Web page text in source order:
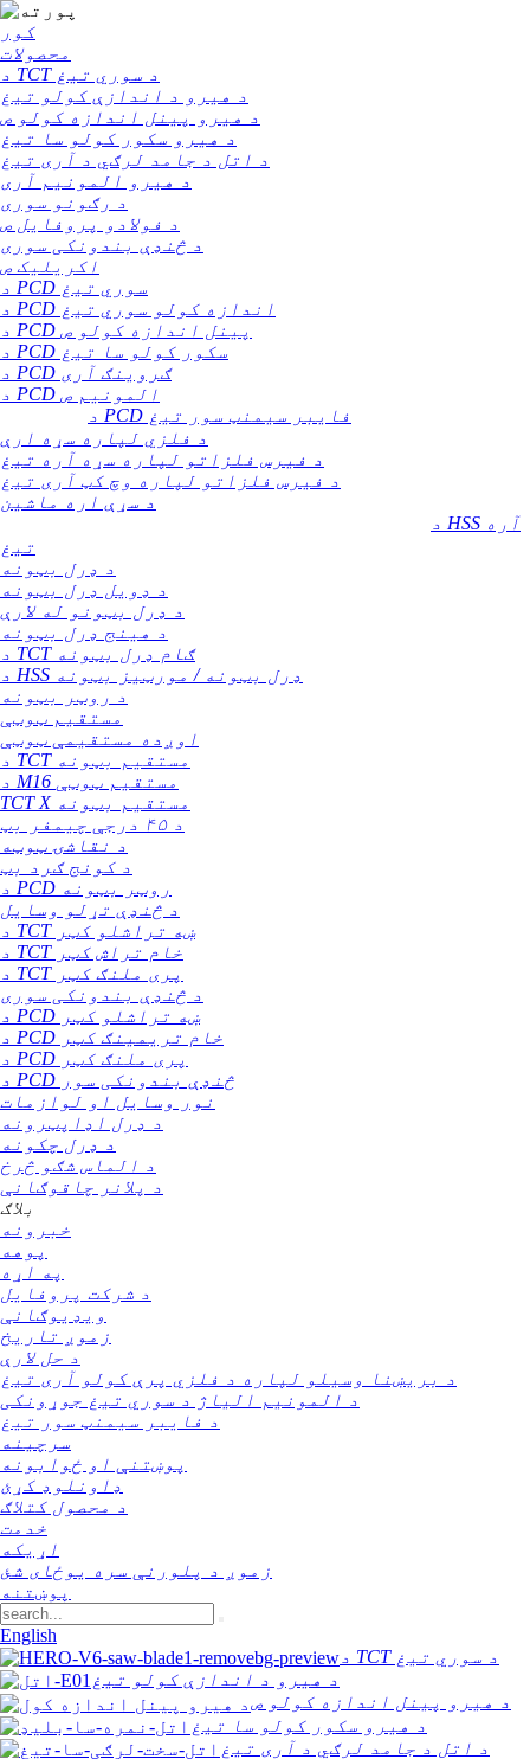
کور
محصولات
د TCT د سوري تیغ
د هیرو د اندازې کولو تیغ
د هیرو پینل اندازه کولو ص
د هیرو سکور کولو سا تیغ
د اتل د جامد لرګي د آری تیغ
د هیرو المونیم آری
د رګونو سوری
د فولادو پروفایل ص
د څنډې بندونکی سوری
اکریلیک ص
د PCD سوري تیغ
د PCD اندازه کولو سوري تیغ
د PCD پینل اندازه کولو ص
د PCD سکور کولو سا تیغ
د PCD ګروینګ آری
د PCD المونیم ص
د PCD فایبر سیمنټ سور تیغ
د فلزي لپاره سړه ارې
د فیرس فلزاتو لپاره سړه آره تیغ
د فیرس فلزاتو لپاره وچ کټ آری تیغ
د سړې اره ماشین
د HSS آره
تیغ
د ډرل بټونه
د ډویل ډرل بټونه
د ډرل بټونو له لارې
د هینج ډرل بټونه
د TCT ګام ډرل بټونه
د HSS ډرل بټونه / مورټیز بټونه
د روټر بټونه
مستقیم ټوټې
اوږده مستقیمې ټوټې
د TCT مستقیم بټونه
د M16 مستقیم ټوټې
TCT X مستقیم بټونه
د ۴۵ درجې چیمفر بټ
د نقاشۍ ټوټه
د کونج ګرد بټ
د PCD روټر بټونه
د څنډې تړلو وسایل
د TCT ښه تراشلو کټر
د TCT خام تراش کټر
د TCT پری ملنګ کټر
د څنډې بندونکی سوری
د PCD ښه تراشلو کټر
د PCD خام تریمینګ کټر
د PCD پری ملنګ کټر
د PCD څنډې بندونکی سور
نور وسایل او لوازمات
د ډرل اډاپټرونه
د ډرل چکونه
د الماس شګو څرخ
د پلانر چاقوګانې
بلاګ
خبرونه
پوهه
په اړه
د شرکت پروفایل
ویډیوګانې
زموږ تاریخ
د حل لارې
د بریښنا وسیلو لپاره د فلزي پرې کولو آری تیغ
د المونیم الیاژ د سوري تیغ جوړونکی
د فایبر سیمنټ سور تیغ
سرچینه
پوښتنې او ځوابونه
ډاونلوډ کړئ
د محصول کتلاګ
خدمت
اړیکه
زموږ د پلورنې سره یوځای شئ
پوښتنه
English
د TCT د سوري تیغ
د هیرو د اندازې کولو تیغ
د هیرو پینل اندازه کولو ص
د هیرو سکور کولو سا تیغ
د اتل د جامد لرګي د آری تیغ